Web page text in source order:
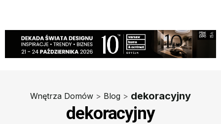
Wnętrza Domów > Blog > dekoracyjny
dekoracyjny